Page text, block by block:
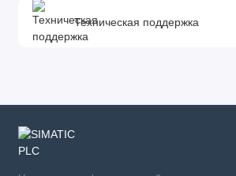
Техническая поддержка